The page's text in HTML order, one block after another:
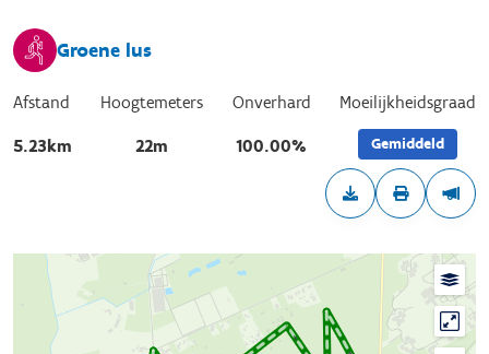
Groene lus
Afstand
5.23km
Hoogtemeters
22m
Onverhard
100.00%
Moeilijkheidsgraad
Gemiddeld